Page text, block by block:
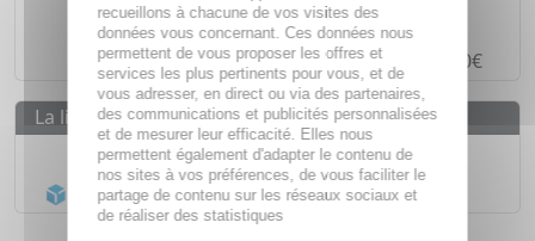
Paiement en ligneSÉCURISÉ
Paiement en4 fois sans fraisà partir de 30€
La livraison
Livraison gratuite dès55€
Acheminement Chronopost en 24h*
recueillons à chacune de vos visites des
données vous concernant. Ces données nous
permettent de vous proposer les offres et
services les plus pertinents pour vous, et de
vous adresser, en direct ou via des partenaires,
des communications et publicités personnalisées
et de mesurer leur efficacité. Elles nous
permettent également d'adapter le contenu de
nos sites à vos préférences, de vous faciliter le
partage de contenu sur les réseaux sociaux et
de réaliser des statistiques